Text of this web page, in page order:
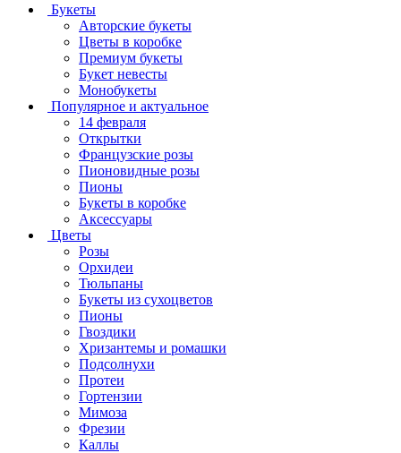
Букеты
Авторские букеты
Цветы в коробке
Премиум букеты
Букет невесты
Монобукеты
Популярное и актуальное
14 февраля
Открытки
Французские розы
Пионовидные розы
Пионы
Букеты в коробке
Аксессуары
Цветы
Розы
Орхидеи
Тюльпаны
Букеты из сухоцветов
Пионы
Гвоздики
Хризантемы и ромашки
Подсолнухи
Протеи
Гортензии
Мимоза
Фрезии
Каллы